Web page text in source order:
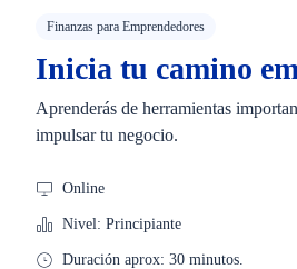
Finanzas para Emprendedores
Inicia tu camino
Aprenderás de herramientas
impulsar tu negocio.
Online
Nivel: Principiante
Duración aprox: 30 minutos.